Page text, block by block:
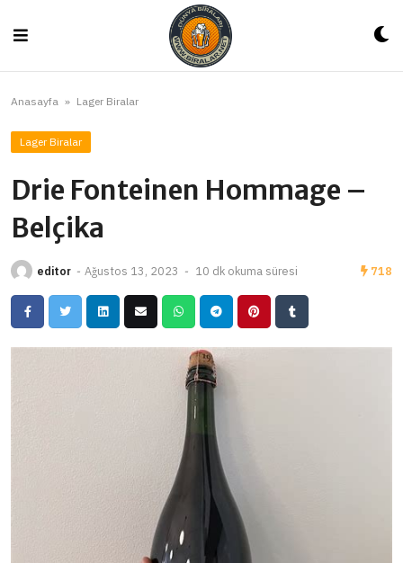
content
Anasayfa » Lager Biralar
Lager Biralar
Drie Fonteinen Hommage –
Belçika
editor - Ağustos 13, 2023 - 10 dk okuma süresi 718